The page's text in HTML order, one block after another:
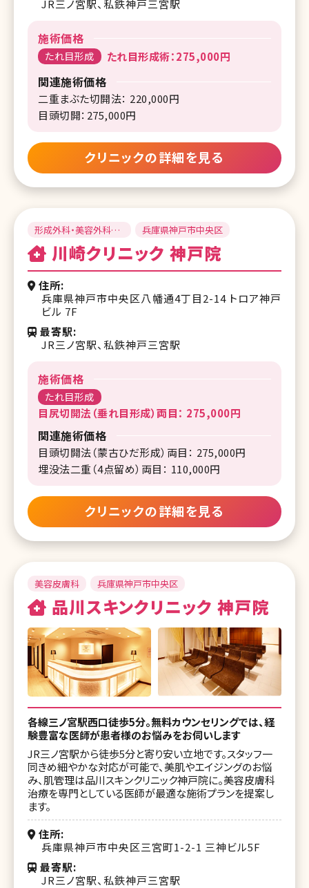
JR三ノ宮駅、私鉄神戸三宮駅
施術価格
たれ目形成 たれ目形成術：275,000円
関連施術価格
二重まぶた切開法： 220,000円
目頭切開：275,000円
クリニックの詳細を見る
形成外科・美容外科・
審美歯科・ 皮膚科・美
容皮膚科
兵庫県神戸市中央区
川崎クリニック 神戸院
住所
兵庫県神戸市中央区八幡通4丁目2-14 トロア神戸
ビル 7F
最寄駅
JR三ノ宮駅、私鉄神戸三宮駅
施術価格
たれ目形成
目尻切開法（垂れ目形成）両目： 275,000円
関連施術価格
目頭切開法（蒙古ひだ形成）両目： 275,000円
埋没法二重（4点留め）両目： 110,000円
クリニックの詳細を見る
美容皮膚科 兵庫県神戸市中央区
品川スキンクリニック 神戸院
各線三ノ宮駅西口徒歩5分。無料カウンセリングでは、経
験豊富な医師が患者様のお悩みをお伺いします
JR三ノ宮駅から徒歩5分と寄り安い立地です。スタッフ一
同きめ細やかな対応が可能で、美肌やエイジングのお悩
み、肌管理は品川スキンクリニック神戸院に。美容皮膚科
治療を専門としている医師が最適な施術プランを提案し
ます。
住所
兵庫県神戸市中央区三宮町1-2-1 三神ビル5F
最寄駅
JR三ノ宮駅、私鉄神戸三宮駅